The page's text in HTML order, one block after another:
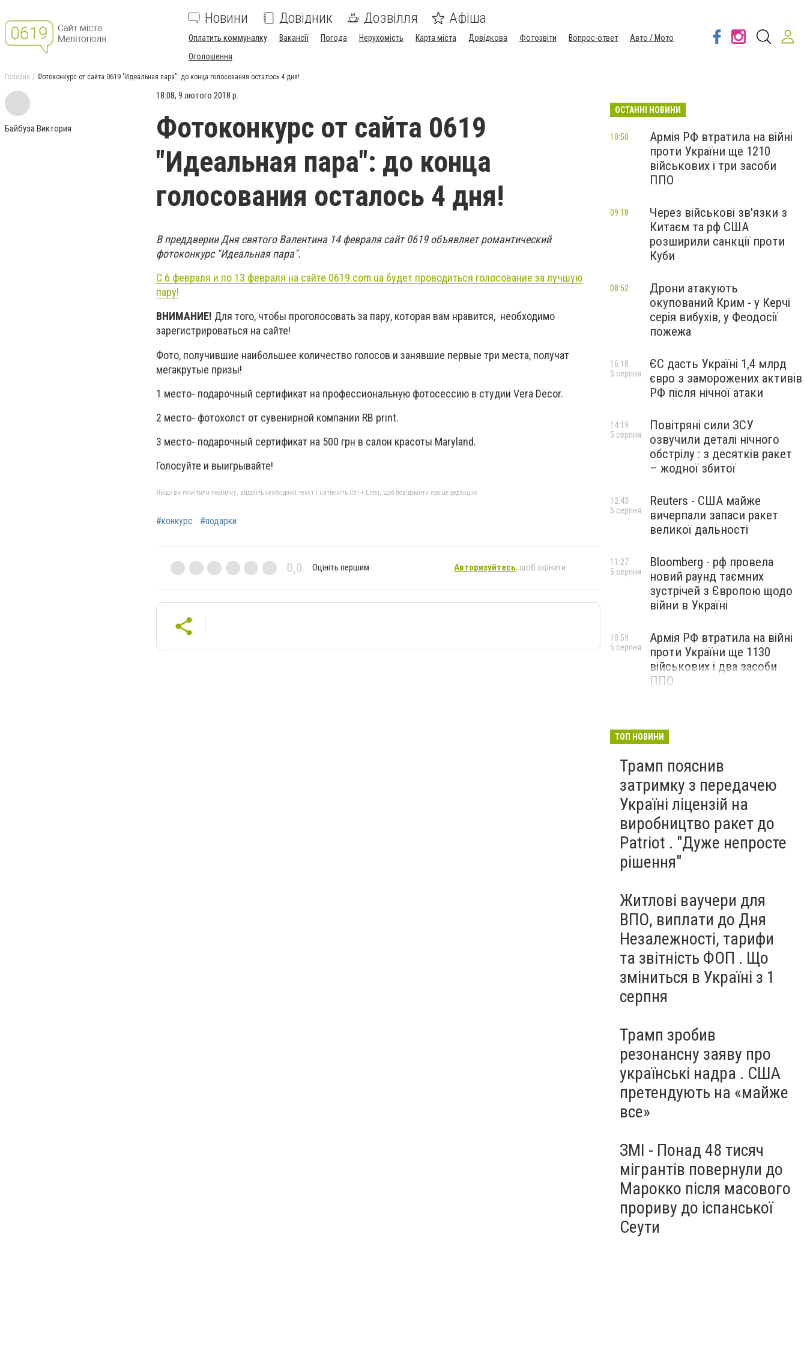
Новини Довідник Дозвілля Афіша
Оплатить коммуналку Вакансії Погода Нерухомість Карта міста Довідкова Фотозвіти Вопрос-ответ
Авто / Мото
Оголошення
Головна Фотоконкурс от сайта 0619 "Идеальная пара": до конца голосования осталось 4 дня!
Байбуза Виктория
18:08, 9 лютого 2018 р.
Фотоконкурс от сайта 0619
"Идеальная пара": до конца
голосования осталось 4 дня!
В преддверии Дня святого Валентина 14 февраля сайт 0619 объявляет романтический
фотоконкурс "Идеальная пара".
С 6 февраля и по 13 февраля на сайте 0619.com.ua будет проводиться голосование за лучшую
пару!
ВНИМАНИЕ! Для того, чтобы проголосовать за пару, которая вам нравится, необходимо
зарегистрироваться на сайте!
Фото, получившие наибольшее количество голосов и занявшие первые три места, получат
мегакрутые призы!
1 место- подарочный сертификат на профессиональную фотосессию в студии Vera Decor.
2 место- фотохолст от сувенирной компании RB print.
3 место- подарочный сертификат на 500 грн в салон красоты Maryland.
Голосуйте и выигрывайте!
Якщо ви помітили помилку, виділіть необхідний текст і натисніть Ctrl + Enter, щоб повідомити про це редакцію
#конкурс #подарки
0,0 Оцініть першим Авторизуйтесь, щоб оцінити
ОСТАННІ НОВИНИ
Армія РФ втратила на війні
проти України ще 1210
військових і три засоби
ППО
10:50
Через військові зв'язки з
Китаєм та рф США
розширили санкції проти
Куби
09:18
Дрони атакують
окупований Крим - у Керчі
серія вибухів, у Феодосії
пожежа
08:52
ЄС дасть Україні 1,4 млрд
євро з заморожених активів
РФ після нічної атаки
16:18
5 серпня
Повітряні сили ЗСУ
озвучили деталі нічного
обстрілу : з десятків ракет
– жодної збитої
14:19
5 серпня
Reuters - США майже
вичерпали запаси ракет
великої дальності
12:43
5 серпня
Bloomberg - рф провела
новий раунд таємних
зустрічей з Європою щодо
війни в Україні
11:27
5 серпня
Армія РФ втратила на війні
проти України ще 1130
військових і два засоби
ППО
10:59
5 серпня
ТОП НОВИНИ
Трамп пояснив
затримку з передачею
Україні ліцензій на
виробництво ракет до
Patriot . "Дуже непросте
рішення"
Житлові ваучери для
ВПО, виплати до Дня
Незалежності, тарифи
та звітність ФОП . Що
зміниться в Україні з 1
серпня
Трамп зробив
резонансну заяву про
українські надра . США
претендують на «майже
все»
ЗМІ - Понад 48 тисяч
мігрантів повернули до
Марокко після масового
прориву до іспанської
Сеути